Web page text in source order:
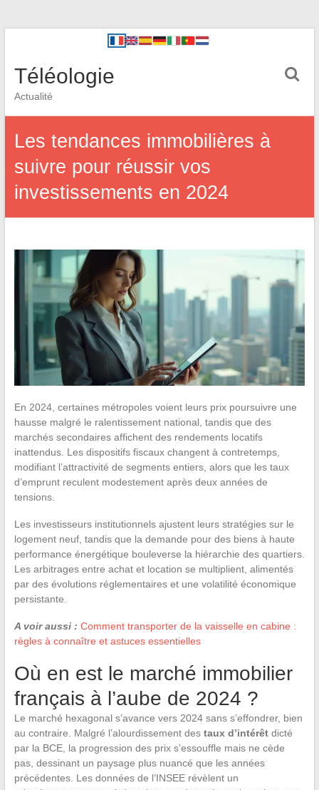
Téléologie
Actualité
Les tendances immobilières à
suivre pour réussir vos
investissements en 2024
En 2024, certaines métropoles voient leurs prix poursuivre une
hausse malgré le ralentissement national, tandis que des
marchés secondaires affichent des rendements locatifs
inattendus. Les dispositifs fiscaux changent à contretemps,
modifiant l’attractivité de segments entiers, alors que les taux
d’emprunt reculent modestement après deux années de
tensions.
Les investisseurs institutionnels ajustent leurs stratégies sur le
logement neuf, tandis que la demande pour des biens à haute
performance énergétique bouleverse la hiérarchie des quartiers.
Les arbitrages entre achat et location se multiplient, alimentés
par des évolutions réglementaires et une volatilité économique
persistante.
A voir aussi : Comment transporter de la vaisselle en cabine :
règles à connaître et astuces essentielles
Où en est le marché immobilier
français à l’aube de 2024 ?
Le marché hexagonal s’avance vers 2024 sans s’effondrer, bien
au contraire. Malgré l’alourdissement des taux d’intérêtdicté
par la BCE, la progression des prix s’essouffle mais ne cède
pas, dessinant un paysage plus nuancé que les années
précédentes. Les données de l’INSEE révèlent un